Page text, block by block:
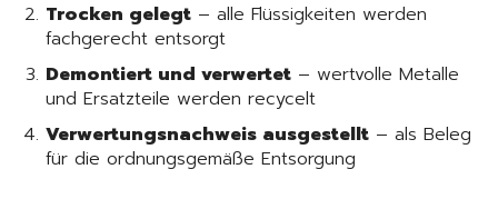
Trocken gelegt – alle Flüssigkeiten werden
fachgerecht entsorgt
Demontiert und verwertet – wertvolle Metalle
und Ersatzteile werden recycelt
Verwertungsnachweis ausgestellt – als Beleg
für die ordnungsgemäße Entsorgung